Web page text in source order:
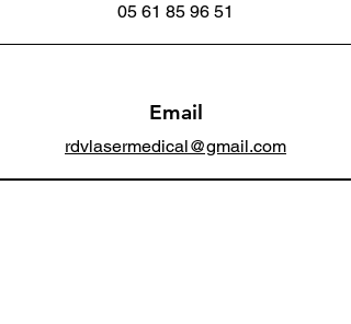
05 61 85 96 51
Email
rdvlasermedical@gmail.com